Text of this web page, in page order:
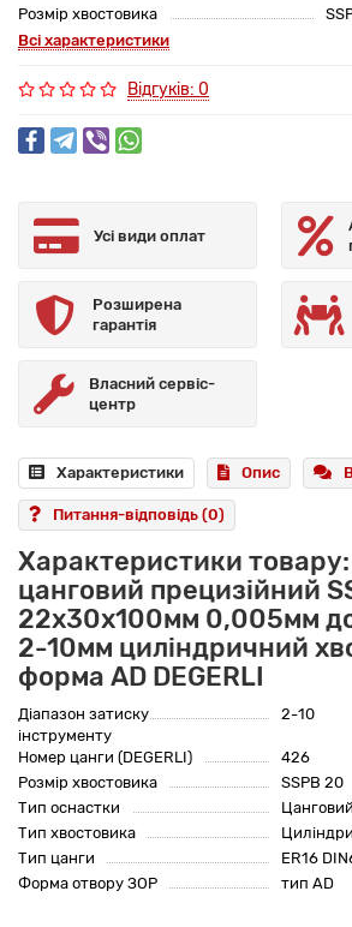
Розмір хвостовика
Всі характеристики
Відгуків: 0
Усі види оплат
Розширена
гарантія
Власний сервіс-
центр
Характеристики Опис
Питання-відповідь (0)
Характеристики
цанговий прецизійний
22x30x100мм 0,005мм до
2-10мм циліндричний
форма AD DEGERLI
Діапазон затиску
інструменту
2-10
Номер цанги (DEGERLI)
426
Розмір хвостовика
SSPB 20
Тип оснастки
Тип хвостовика
Тип цанги
ER16
Форма отвору ЗОР
тип AD